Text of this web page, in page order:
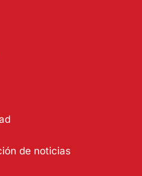
de noticias